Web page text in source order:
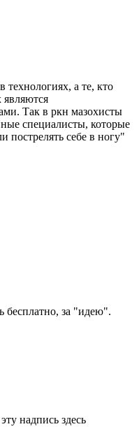
технологиях, а те, кто
являются
Так в ркн мазохисты
специалисты, которые
пострелять себе в ногу"
бесплатно, за "идею".
надпись здесь